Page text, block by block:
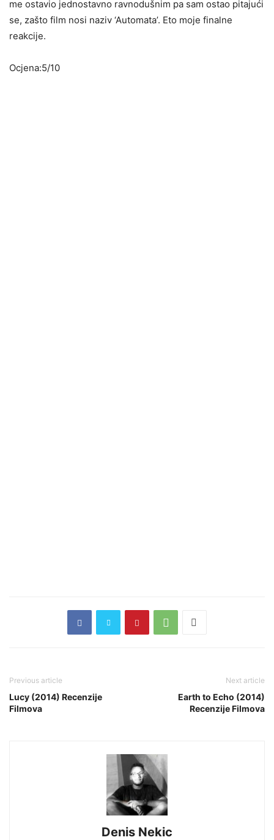
me ostavio jednostavno ravnodušnim pa sam ostao pitajući
se, zašto film nosi naziv ‘Automata’. Eto moje finalne
reakcije.
Ocjena:5/10
Previous article
Lucy (2014) Recenzije
Filmova
Next article
Earth to Echo (2014)
Recenzije Filmova
Denis Nekic